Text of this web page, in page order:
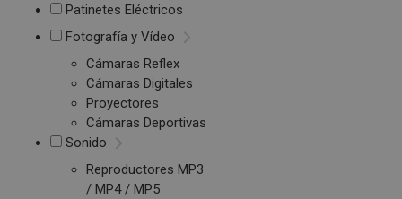
Patinetes Eléctricos
Fotografía y Vídeo
Cámaras Reflex
Cámaras Digitales
Proyectores
Cámaras Deportivas
Sonido
Reproductores MP3
/ MP4 / MP5